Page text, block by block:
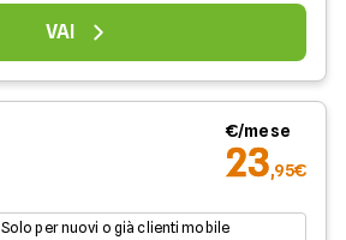
VAI
€/mese
23,95€
Solo per nuovi o già clienti mobile